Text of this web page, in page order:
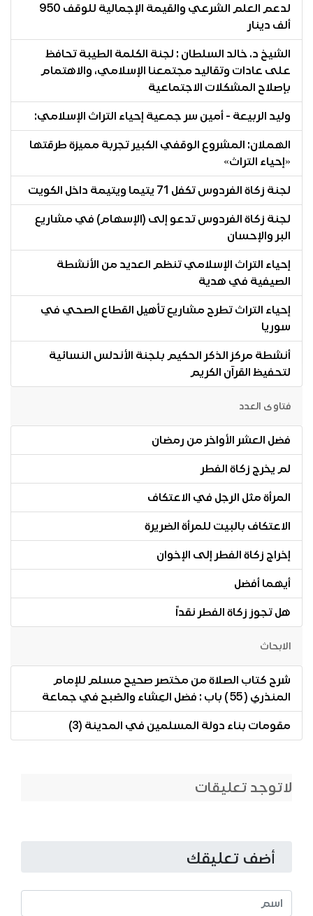
لدعم العلم الشرعي والقيمة الإجمالية للوقف 950
ألف دينار
الشيخ د. خالد السلطان : لجنة الكلمة الطيبة تحافظ
على عادات وتقاليد مجتمعنا الإسلامي، والاهتمام
بإصلاح المشكلات الاجتماعية
وليد الربيعة - أمين سر جمعية إحياء التراث الإسلامي:
الهملان: المشروع الوقفي الكبير تجربة مميزة طرقتها
«إحياء التراث»
لجنة زكاة الفردوس تكفل 71 يتيما ويتيمة داخل الكويت
لجنة زكاة الفردوس تدعو إلى (الإسهام) في مشاريع
البر والإحسان
إحياء التراث الإسلامي تنظم العديد من الأنشطة
الصيفية في هدية
إحياء التراث تطرح مشاريع تأهيل القطاع الصحي في
سوريا
أنشطة مركز الذكر الحكيم بلجنة الأندلس النسائية
لتحفيظ القرآن الكريم
فتاوى العدد
فضل العشر الأواخر من رمضان
لم يخرج زكاة الفطر
المرأة مثل الرجل في الاعتكاف
الاعتكاف بالبيت للمرأة الضريرة
إخراج زكاة الفطر إلى الإخوان
أيهما أفضل
هل تجوز زكاة الفطر نقداً
الابحاث
شرح كتاب الصلاة من مختصر صحيح مسلم للإمام
المنذري ( 55 ) باب : فضل العِشاء والصّبح في جماعة
مقومات بناء دولة المسلمين في المدينة (3)
لاتوجد تعليقات
أضف تعليقك